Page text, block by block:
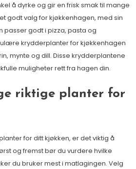
å dyrke og gir en frisk smak til mange
godt valg for kjøkkenhagen, med sin
passer godt i pizza, pasta og
krydderplanter for kjøkkenhagen
mynte og dill. Disse krydderplantene
muligheter rett fra hagen din.
riktige planter for
for ditt kjøkken, er det viktig å
og fremst bør du vurdere hvilke
du bruker mest i matlagingen. Velg